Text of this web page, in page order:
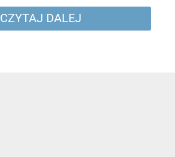
CZYTAJ DALEJ